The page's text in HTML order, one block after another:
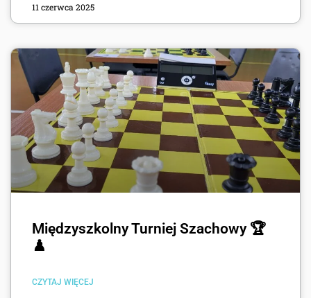
11 czerwca 2025
Międzyszkolny Turniej Szachowy 🏆
♟️
CZYTAJ WIĘCEJ